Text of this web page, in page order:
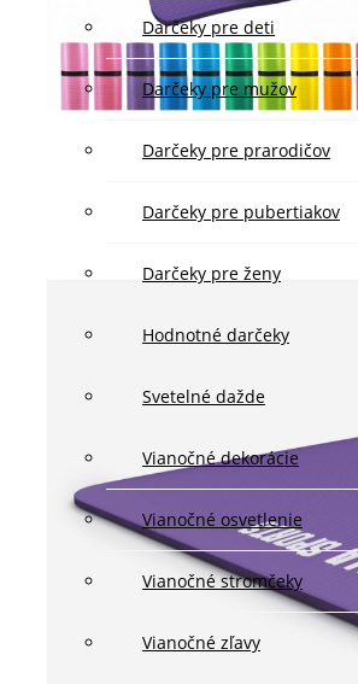
Darčeky pre deti
Darčeky pre mužov
Darčeky pre prarodičov
Darčeky pre pubertiakov
Darčeky pre ženy
Hodnotné darčeky
Svetelné dažde
Vianočné dekorácie
Vianočné osvetlenie
Vianočné stromčeky
Vianočné zľavy